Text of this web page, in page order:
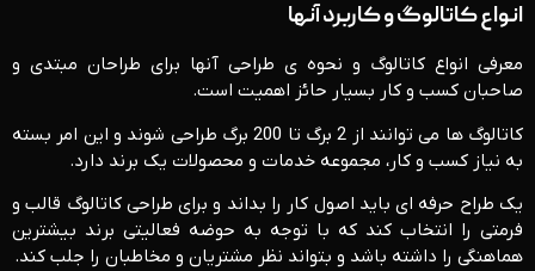
انواع کاتالوگ و کاربرد آنها
معرفی انواع کاتالوگ و نحوه ی طراحی آنها برای طراحان مبتدی و
صاحبان کسب و کار بسیار حائز اهمیت است.
کاتالوگ ها می توانند از 2 برگ تا 200 برگ طراحی شوند و این امر بسته
به نیاز کسب و کار، مجموعه خدمات و محصولات یک برند دارد.
یک طراح حرفه ای باید اصول کار را بداند و برای طراحی کاتالوگ قالب و
فرمتی را انتخاب کند که با توجه به حوضه فعالیتی برند بیشترین
هماهنگی را داشته باشد و بتواند نظر مشتریان و مخاطبان را جلب کند.